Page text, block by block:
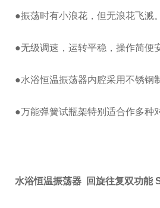
●振荡时有小浪花，但无浪花飞溅。
●无级调速，运转平稳，操作简便
●水浴恒温振荡器内腔采用不锈钢
●万能弹簧试瓶架特别适合作多种
水浴恒温振荡器 回旋往复双功能